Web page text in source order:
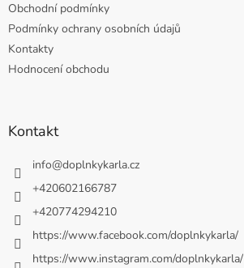
Obchodní podmínky
Podmínky ochrany osobních údajů
Kontakty
Hodnocení obchodu
Kontakt
info@doplnkykarla.cz
+420602166787
+420774294210
https://www.facebook.com/doplnkykarla/
https://www.instagram.com/doplnkykarla/